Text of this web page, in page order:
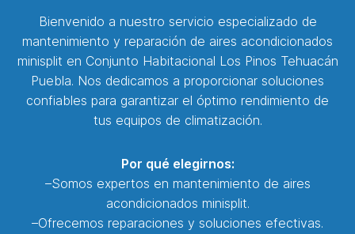
Bienvenido a nuestro servicio especializado de
mantenimiento y reparación de aires acondicionados
minisplit en Conjunto Habitacional Los Pinos Tehuacán
Puebla. Nos dedicamos a proporcionar soluciones
confiables para garantizar el óptimo rendimiento de
tus equipos de climatización.
Por qué elegirnos:
–Somos expertos en mantenimiento de aires
acondicionados minisplit.
–Ofrecemos reparaciones y soluciones efectivas.